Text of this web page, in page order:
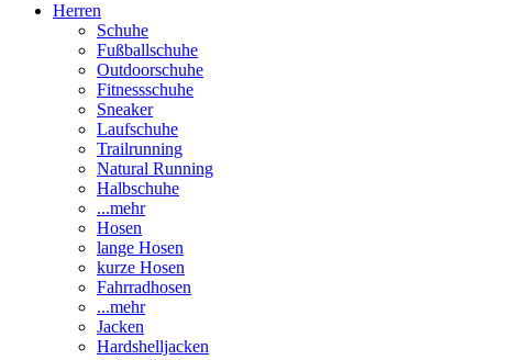
Herren
Schuhe
Fußballschuhe
Outdoorschuhe
Fitnessschuhe
Sneaker
Laufschuhe
Trailrunning
Natural Running
Halbschuhe
...mehr
Hosen
lange Hosen
kurze Hosen
Fahrradhosen
...mehr
Jacken
Hardshelljacken